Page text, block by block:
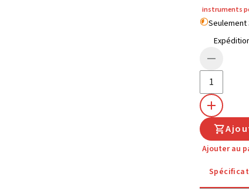
instruments
Seulement
Ajouter au